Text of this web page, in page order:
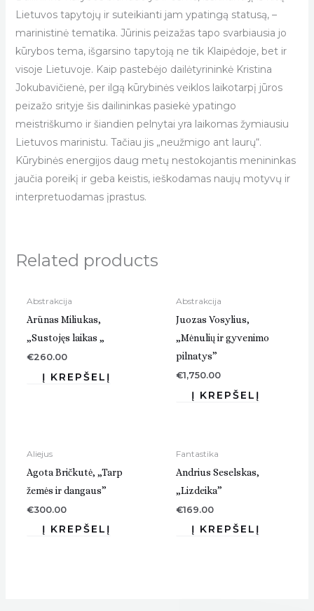
Lietuvos tapytojų ir suteikianti jam ypatingą statusą, –
marinistinė tematika. Jūrinis peizažas tapo svarbiausia jo
kūrybos tema, išgarsino tapytoją ne tik Klaipėdoje, bet ir
visoje Lietuvoje. Kaip pastebėjo dailėtyrininkė Kristina
Jokubavičienė, per ilgą kūrybinės veiklos laikotarpį jūros
peizažo srityje šis dailininkas pasiekė ypatingo
meistriškumo ir šiandien pelnytai yra laikomas žymiausiu
Lietuvos marinistu. Tačiau jis „neužmigo ant laurų“.
Kūrybinės energijos daug metų nestokojantis menininkas
jaučia poreikį ir geba keistis, ieškodamas naujų motyvų ir
interpretuodamas įprastus.
Related products
Abstrakcija
Arūnas Miliukas,
„Sustojęs laikas „
€260.00
Abstrakcija
Juozas Vosylius,
„Mėnulių ir gyvenimo
pilnatys”
€1,750.00
Aliejus
Agota Bričkutė, „Tarp
žemės ir dangaus”
€300.00
Fantastika
Andrius Seselskas,
„Lizdeika”
€169.00